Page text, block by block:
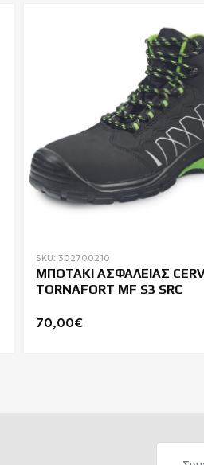
SKU: 302700210
ΜΠΟΤΑΚΙ ΑΣΦΑΛΕΙΑΣ
TORNAFORT MF S3 SRC
70,00€